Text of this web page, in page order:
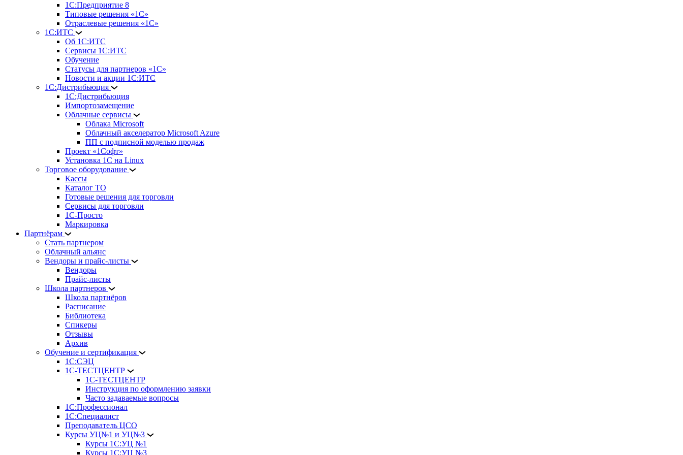
1С:Предприятие 8
Типовые решения «1С»
Отраслевые решения «1С»
1С:ИТС
Об 1С:ИТС
Сервисы 1С:ИТС
Обучение
Статусы для партнеров «1С»
Новости и акции 1С:ИТС
1С:Дистрибьюция
1С:Дистрибьюция
Импортозамещение
Облачные сервисы
Облака Microsoft
Облачный акселератор Microsoft Azure
ПП с подписной моделью продаж
Проект «1Софт»
Установка 1С на Linux
Торговое оборудование
Кассы
Каталог ТО
Готовые решения для торговли
Сервисы для торговли
1С-Просто
Маркировка
Партнёрам
Стать партнером
Облачный альянс
Вендоры и прайс-листы
Вендоры
Прайс-листы
Школа партнеров
Школа партнёров
Расписание
Библиотека
Спикеры
Отзывы
Архив
Обучение и сертификация
1С:СЭЦ
1С-ТЕСТЦЕНТР
1С-ТЕСТЦЕНТР
Инструкция по оформлению заявки
Часто задаваемые вопросы
1С:Профессионал
1С:Специалист
Преподаватель ЦСО
Курсы УЦ№1 и УЦ№3
Курсы 1С:УЦ №1
Курсы 1С:УЦ №3